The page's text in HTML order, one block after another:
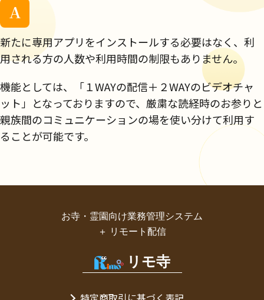
A
新たに専用アプリをインストールする必要はなく、利
用される方の人数や利用時間の制限もありません。
機能としては、「１WAYの配信＋２WAYのビデオチャ
ット」となっておりますので、厳粛な読経時のお参りと
親族間のコミュニケーションの場を使い分けて利用す
ることが可能です。
お寺・霊園向け業務管理システム
＋ リモート配信
リモ寺